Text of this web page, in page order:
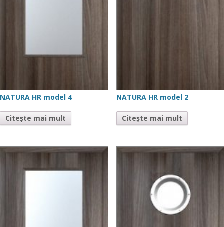
NATURA HR model 4
Citește mai mult
NATURA HR model 2
Citește mai mult